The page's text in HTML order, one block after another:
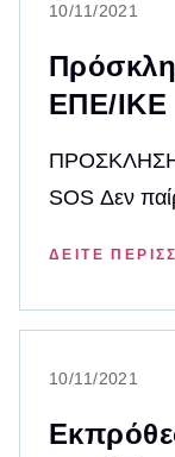
10/11/2021
ΕΠΕ/ΙΚΕ
SOS Δεν
ΔΕΊΤΕ
10/11/2021